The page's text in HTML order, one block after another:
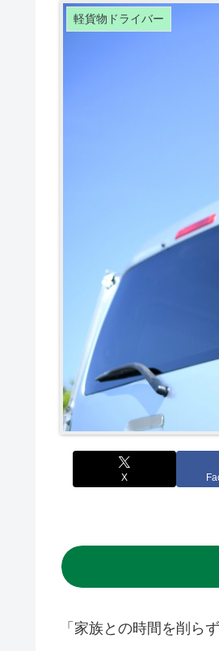
軽貨物ドライバー
X
「家族との時間を削ら